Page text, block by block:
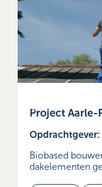
Project Aarle-
Biobased
dakelementen